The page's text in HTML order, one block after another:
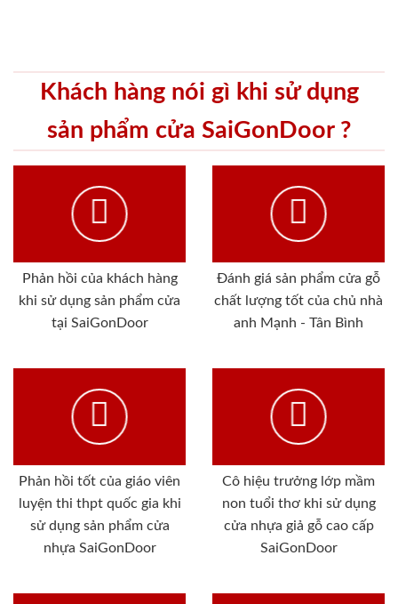
Khách hàng nói gì khi sử dụng
sản phẩm cửa SaiGonDoor ?
Phản hồi của khách hàng
khi sử dụng sản phẩm cửa
tại SaiGonDoor
Đánh giá sản phẩm cửa gỗ
chất lượng tốt của chủ nhà
anh Mạnh - Tân Bình
Phản hồi tốt của giáo viên
luyện thi thpt quốc gia khi
sử dụng sản phẩm cửa
nhựa SaiGonDoor
Cô hiệu trưởng lớp mầm
non tuổi thơ khi sử dụng
cửa nhựa giả gỗ cao cấp
SaiGonDoor